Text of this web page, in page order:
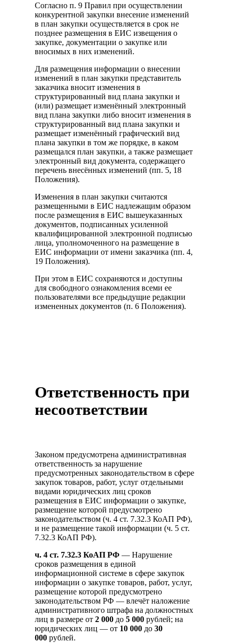
Согласно п. 9 Правил при осуществлении
конкурентной закупки внесение изменений
в план закупки осуществляется в срок не
позднее размещения в ЕИС извещения о
закупке, документации о закупке или
вносимых в них изменений.
Для размещения информации о внесении
изменений в план закупки представитель
заказчика вносит изменения в
структурированный вид плана закупки и
(или) размещает изменённый электронный
вид плана закупки либо вносит изменения в
структурированный вид плана закупки и
размещает изменённый графический вид
плана закупки в том же порядке, в каком
размещался план закупки, а также размещает
электронный вид документа, содержащего
перечень внесённых изменений (пп. 5, 18
Положения).
Изменения в план закупки считаются
размещенными в ЕИС надлежащим образом
после размещения в ЕИС вышеуказанных
документов, подписанных усиленной
квалифицированной электронной подписью
лица, уполномоченного на размещение в
ЕИС информации от имени заказчика (пп. 4,
19 Положения).
При этом в ЕИС сохраняются и доступны
для свободного ознакомления всеми ее
пользователями все предыдущие редакции
измененных документов (п. 6 Положения).
Ответственность при
несоответствии
Законом предусмотрена административная
ответственность за нарушение
предусмотренных законодательством в сфере
закупок товаров, работ, услуг отдельными
видами юридических лиц сроков
размещения в ЕИС информации о закупке,
размещение которой предусмотрено
законодательством (ч. 4 ст. 7.32.3 КоАП РФ),
и не размещение такой информации (ч. 5 ст.
7.32.3 КоАП РФ).
ч. 4 ст. 7.32.3 КоАП РФ — Нарушение
сроков размещения в единой
информационной системе в сфере закупок
информации о закупке товаров, работ, услуг,
размещение которой предусмотрено
законодательством РФ — влечёт наложение
административного штрафа на должностных
лиц в размере от 2 000 до 5 000 рублей; на
юридических лиц — от 10 000 до30
000 рублей.